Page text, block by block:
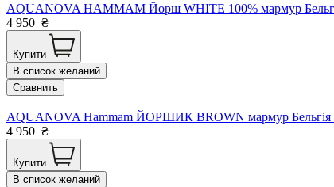
AQUANOVA HAMMAM Йорш WHITE 100% мармур
4 950 ₴
Купити
В список желаний
Сравнить
AQUANOVA Hammam ЙОРШИК BROWN мармур Бельгія
4 950 ₴
Купити
В список желаний